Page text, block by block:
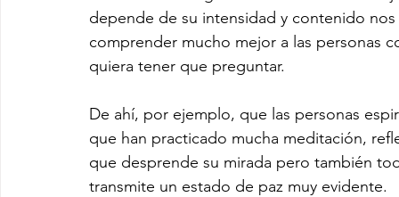
depende de su intensidad y contenido
comprender mucho mejor a las personas
quiera tener que preguntar.
De ahí, por ejemplo, que las personas
que han practicado mucha meditación,
que desprende su mirada pero también
transmite un estado de paz muy evidente.